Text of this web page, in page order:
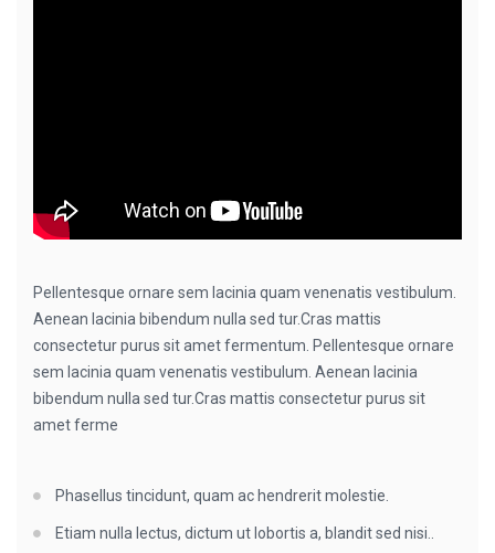
Pellentesque ornare sem lacinia quam venenatis vestibulum.
Aenean lacinia bibendum nulla sed tur.Cras mattis
consectetur purus sit amet fermentum. Pellentesque ornare
sem lacinia quam venenatis vestibulum. Aenean lacinia
bibendum nulla sed tur.Cras mattis consectetur purus sit
amet ferme
Phasellus tincidunt, quam ac hendrerit molestie.
Etiam nulla lectus, dictum ut lobortis a, blandit sed nisi..